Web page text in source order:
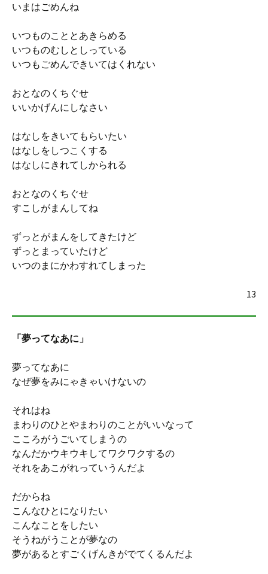
いまはごめんね
いつものこととあきらめる
いつものむしとしっている
いつもごめんできいてはくれない
おとなのくちぐせ
いいかげんにしなさい
はなしをきいてもらいたい
はなしをしつこくする
はなしにきれてしかられる
おとなのくちぐせ
すこしがまんしてね
ずっとがまんをしてきたけど
ずっとまっていたけど
いつのまにかわすれてしまった
13
「夢ってなあに」
夢ってなあに
なぜ夢をみにゃきゃいけないの
それはね
まわりのひとやまわりのことがいいなって
こころがうごいてしまうの
なんだかウキウキしてワクワクするの
それをあこがれっていうんだよ
だからね
こんなひとになりたい
こんなことをしたい
そうねがうことが夢なの
夢があるとすごくげんきがでてくるんだよ